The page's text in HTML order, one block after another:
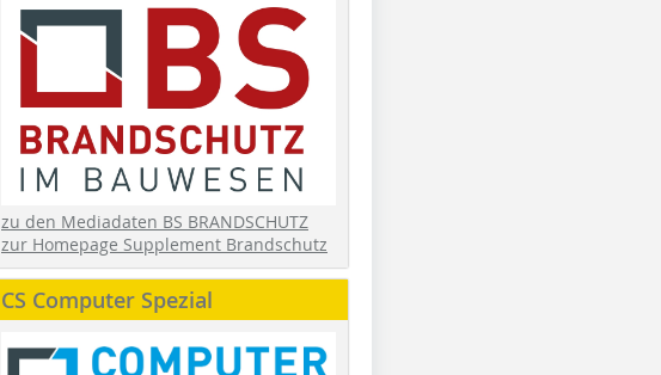
zu den Mediadaten BS BRANDSCHUTZ
zur Homepage Supplement Brandschutz
CS Computer Spezial